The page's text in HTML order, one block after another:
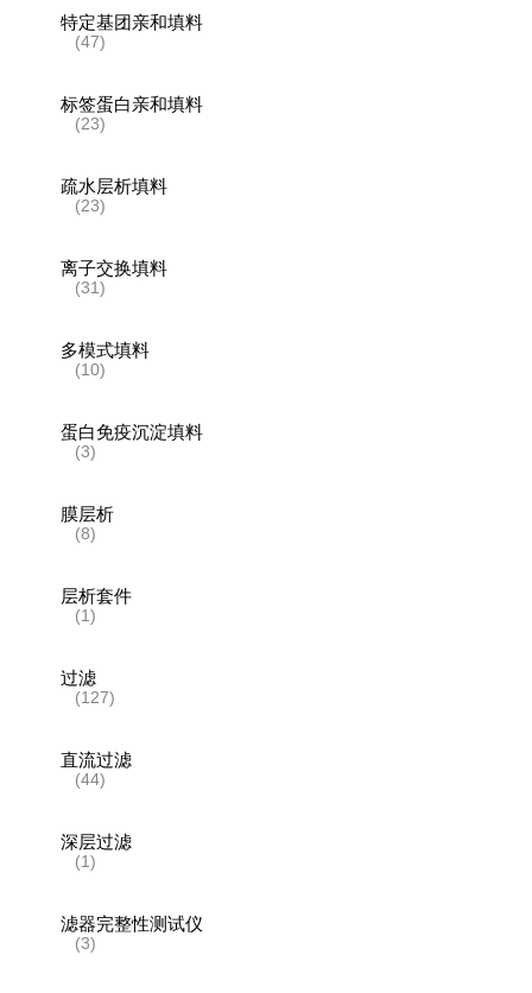
特定基团亲和填料
(47)
标签蛋白亲和填料
(23)
疏水层析填料
(23)
离子交换填料
(31)
多模式填料
(10)
蛋白免疫沉淀填料
(3)
膜层析
(8)
层析套件
(1)
过滤
(127)
直流过滤
(44)
深层过滤
(1)
滤器完整性测试仪
(3)